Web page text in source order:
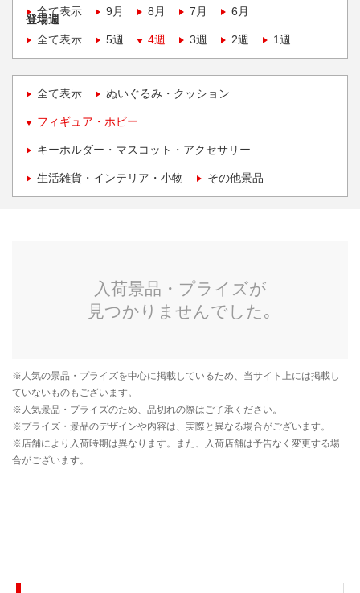
全て表示
9月 8月 7月 6月
登場週
全て表示
5週 4週 3週 2週 1週
全て表示 ぬいぐるみ・クッション
フィギュア・ホビー
キーホルダー・マスコット・アクセサリー
生活雑貨・インテリア・小物 その他景品